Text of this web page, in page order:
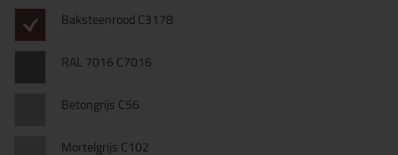
Baksteenrood C3178
RAL 7016 C7016
Betongrijs C56
Mortelgrijs C102